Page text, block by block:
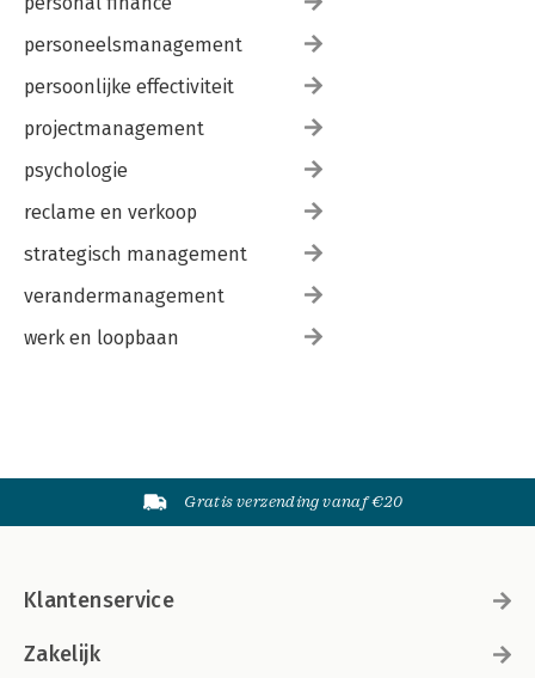
personeelsmanagement
persoonlijke effectiviteit
projectmanagement
psychologie
reclame en verkoop
strategisch management
verandermanagement
werk en loopbaan
Gratis verzending vanaf €20
Klantenservice
Zakelijk